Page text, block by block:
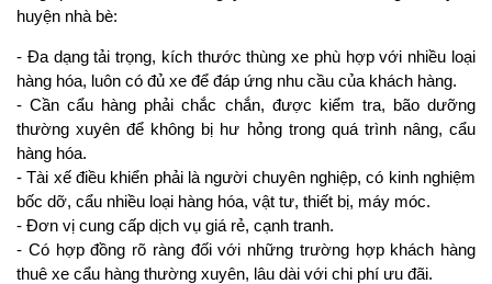
huyện nhà bè:
- Đa dạng tải trọng, kích thước thùng xe phù hợp với nhiều loại
hàng hóa, luôn có đủ xe để đáp ứng nhu cầu của khách hàng.
- Cần cẩu hàng phải chắc chắn, được kiểm tra, bão dưỡng
thường xuyên để không bị hư hỏng trong quá trình nâng, cẩu
hàng hóa.
- Tài xế điều khiển phải là người chuyên nghiệp, có kinh nghiệm
bốc dỡ, cẩu nhiều loại hàng hóa, vật tư, thiết bị, máy móc.
- Đơn vị cung cấp dịch vụ giá rẻ, cạnh tranh.
- Có hợp đồng rõ ràng đối với những trường hợp khách hàng
thuê xe cẩu hàng thường xuyên, lâu dài với chi phí ưu đãi.